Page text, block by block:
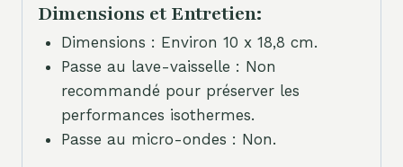
Dimensions et Entretien:
Dimensions : Environ 10 x 18,8 cm.
Passe au lave-vaisselle : Non
recommandé pour préserver les
performances isothermes.
Passe au micro-ondes : Non.